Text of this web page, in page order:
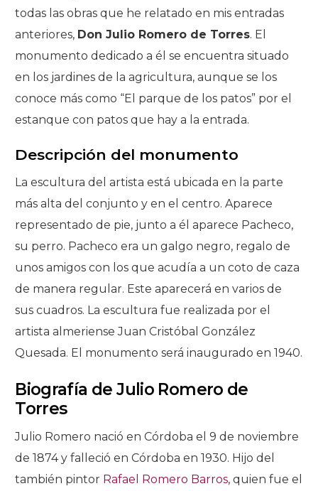
todas las obras que he relatado en mis entradas
anteriores, Don Julio Romero de Torres. El
monumento dedicado a él se encuentra situado
en los jardines de la agricultura, aunque se los
conoce más como “El parque de los patos” por el
estanque con patos que hay a la entrada.
Descripción del monumento
La escultura del artista está ubicada en la parte
más alta del conjunto y en el centro. Aparece
representado de pie, junto a él aparece Pacheco,
su perro. Pacheco era un galgo negro, regalo de
unos amigos con los que acudía a un coto de caza
de manera regular. Este aparecerá en varios de
sus cuadros. La escultura fue realizada por el
artista almeriense Juan Cristóbal González
Quesada. El monumento será inaugurado en 1940.
Biografía de Julio Romero de
Torres
Julio Romero nació en Córdoba el 9 de noviembre
de 1874 y falleció en Córdoba en 1930. Hijo del
también pintor Rafael Romero Barros, quien fue el